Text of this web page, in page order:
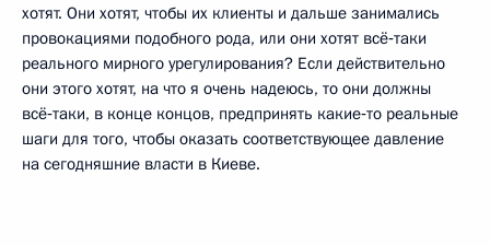
хотят. Они хотят, чтобы их клиенты и дальше занимались
провокациями подобного рода, или они хотят всё‑таки
реального мирного урегулирования? Если действительно
они этого хотят, на что я очень надеюсь, то они должны
всё‑таки, в конце концов, предпринять какие‑то реальные
шаги для того, чтобы оказать соответствующее давление
на сегодняшние власти в Киеве.